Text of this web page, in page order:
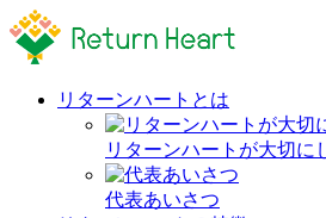
リターンハートとは
リターンハートが大切に
代表あいさつ